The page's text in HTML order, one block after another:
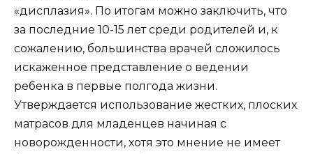
«дисплазия». По итогам можно заключить, что
за последние 10-15 лет среди родителей и, к
сожалению, большинства врачей сложилось
искаженное представление о ведении
ребенка в первые полгода жизни.
Утверждается использование жестких, плоских
матрасов для младенцев начиная с
новорожденности, хотя это мнение не имеет